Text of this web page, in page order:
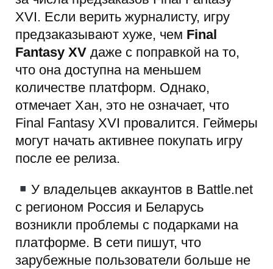
XVI. Если верить журналисту, игру
предзаказывают хуже, чем Final
Fantasy XV даже с поправкой на то,
что она доступна на меньшем
количестве платформ. Однако,
отмечает Хан, это не означает, что
Final Fantasy XVI провалится. Геймеры
могут начать активнее покупать игру
после ее релиза.
У владельцев аккаунтов в Battle.net
с регионом Россия и Беларусь
возникли проблемы с подарками на
платформе. В сети пишут, что
зарубежные пользователи больше не